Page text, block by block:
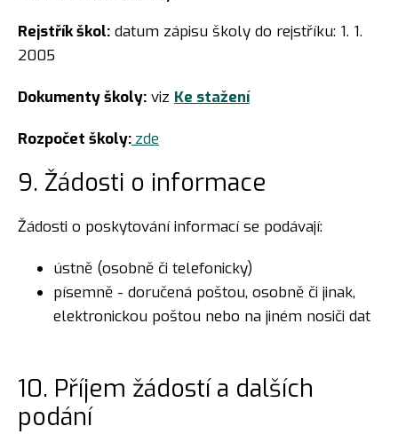
Rejstřík škol: datum zápisu školy do rejstříku: 1. 1.
2005
Dokumenty školy: viz Ke stažení
Rozpočet školy: zde
9. Žádosti o informace
Žádosti o poskytování informací se podávají:
ústně (osobně či telefonicky)
písemně - doručená poštou, osobně či jinak,
elektronickou poštou nebo na jiném nosiči dat
10. Příjem žádostí a dalších
podání